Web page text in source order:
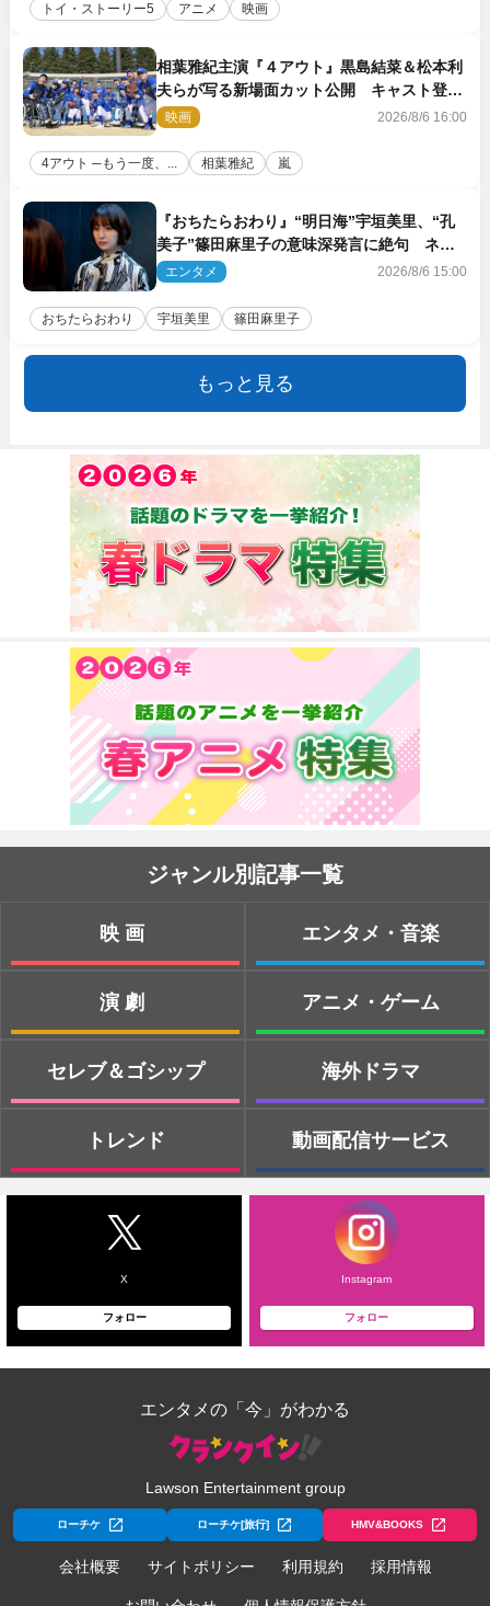
トイ・ストーリー5 アニメ 映画
相葉雅紀主演『４アウト』黒島結菜＆松本利
夫らが写る新場面カット公開 キャスト登壇
イベントも決定
映画 2026/8/6 16:00
4アウト ─もう一度、... 相葉雅紀 嵐
『おちたらおわり』“明日海”宇垣美里、“孔
美子”篠田麻里子の意味深発言に絶句 ネッ
ト驚き「まさか」「意外な展開」
エンタメ 2026/8/6 15:00
おちたらおわり 宇垣美里 篠田麻里子
もっと見る
ジャンル別記事一覧
映画
演劇
セレブ＆ゴシップ
トレンド
エンタメ・音楽
アニメ・ゲーム
海外ドラマ
動画配信サービス
X
フォロー
Instagram
フォロー
エンタメの「今」がわかる
Lawson Entertainment group
ローチケ ローチケ[旅行] HMV&BOOKS
会社概要 サイトポリシー 利用規約 採用情報